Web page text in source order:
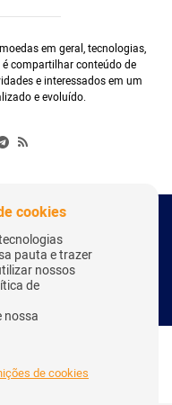
em geral, tecnologias,
compartilhar conteúdo de
e interessados em um
e evoluído.
Direitos Reservados
Correa
cookies
pauta e trazer
nossos
de
nossa
de cookies